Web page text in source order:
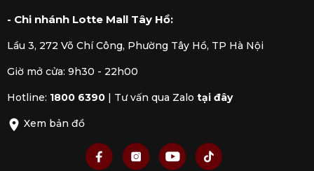
- Chi nhánh Lotte Mall Tây Hồ:
Lầu 3, 272 Võ Chí Công, Phường Tây Hồ, TP Hà Nội
Giờ mở cửa: 9h30 - 22h00
Hotline: 1800 6390 Tư vấn qua Zalo tại đây
Xem bản đồ